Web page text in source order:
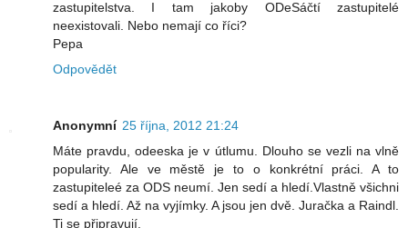
zastupitelstva. I tam jakoby ODeSáčtí zastupitelé
neexistovali. Nebo nemají co říci?
Pepa
Odpovědět
Anonymní 25 října, 2012 21:24
Máte pravdu, odeeska je v útlumu. Dlouho se vezli na vlně
popularity. Ale ve městě je to o konkrétní práci. A to
zastupiteleé za ODS neumí. Jen sedí a hledí.Vlastně všichni
sedí a hledí. Až na vyjímky. A jsou jen dvě. Juračka a Raindl.
Ti se připravují.